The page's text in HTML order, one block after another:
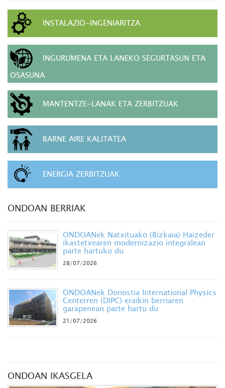
INSTALAZIO-INGENIARITZA
INGURUMENA ETA LANEKO SEGURTASUN ETA
OSASUNA
MANTENTZE-LANAK ETA ZERBITZUAK
BARNE AIRE KALITATEA
ENERGIA ZERBITZUAK
ONDOAN BERRIAK
ONDOANek Natxituako (Bizkaia) Haizeder
ikastetxearen modernizazio integralean
parte hartuko du
28/07/2026
ONDOANek Donostia International Physics
Centerren (DIPC) eraikin berriaren
garapenean parte hartu du
21/07/2026
ONDOAN IKASGELA